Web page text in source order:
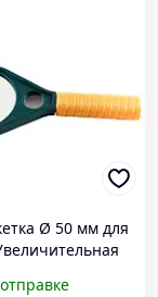
Ø 50 мм для